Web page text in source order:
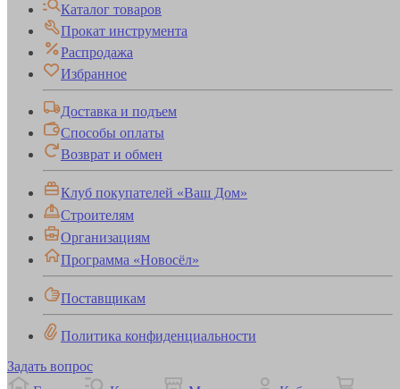
Каталог товаров
Прокат инструмента
Распродажа
Избранное
Доставка и подъем
Способы оплаты
Возврат и обмен
Клуб покупателей «Ваш Дом»
Строителям
Организациям
Программа «Новосёл»
Поставщикам
Политика конфиденциальности
Задать вопрос